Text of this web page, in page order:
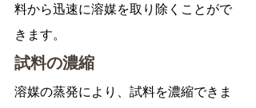
料から迅速に溶媒を取り除くことがで
きます。
試料の濃縮
溶媒の蒸発により、試料を濃縮できま